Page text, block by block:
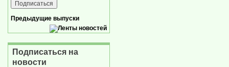
Предыдущие выпуски
Подписаться на
новости